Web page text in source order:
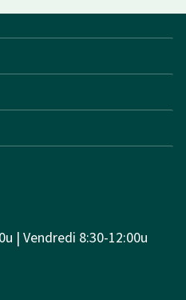
| Vendredi 8:30-12:00u